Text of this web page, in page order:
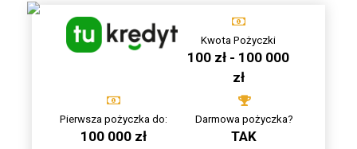
Kwota Pożyczki
100 zł - 100 000
zł
Pierwsza pożyczka do:
100 000 zł
Darmowa pożyczka?
TAK